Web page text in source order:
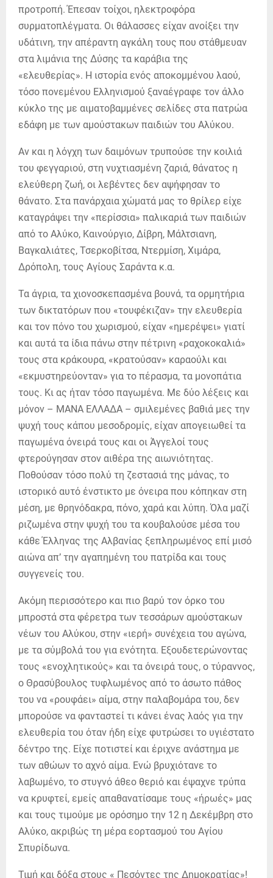
προτροπή. Έπεσαν τοίχοι, ηλεκτροφόρα
συρματοπλέγματα. Οι θάλασσες είχαν ανοίξει την
υδάτινη, την απέραντη αγκάλη τους που στάθμευαν
στα λιμάνια της Δύσης τα καράβια της
«ελευθερίας». Η ιστορία ενός αποκομμένου λαού,
τόσο πονεμένου Ελληνισμού ξαναέγραφε τον άλλο
κύκλο της με αιματοβαμμένες σελίδες στα πατρώα
εδάφη με των αμούστακων παιδιών του Αλύκου.
Αν και η λόγχη των δαιμόνων τρυπούσε την κοιλιά
του φεγγαριού, στη νυχτιασμένη ζαριά, θάνατος η
ελεύθερη ζωή, οι λεβέντες δεν αψήφησαν το
θάνατο. Στα πανάρχαια χώματά μας το θρίλερ είχε
καταγράψει την «περίσσια» παλικαριά των παιδιών
από το Αλύκο, Καινούργιο, Δίβρη, Μάλτσιανη,
Βαγκαλιάτες, Τσερκοβίτσα, Ντερμίση, Χιμάρα,
Δρόπολη, τους Αγίους Σαράντα κ.α.
Τα άγρια, τα χιονοσκεπασμένα βουνά, τα ορμητήρια
των δικτατόρων που «τουφέκιζαν» την ελευθερία
και τον πόνο του χωρισμού, είχαν «ημερέψει» γιατί
και αυτά τα ίδια πάνω στην πέτρινη «ραχοκοκαλιά»
τους στα κράκουρα, «κρατούσαν» καραούλι και
«εκμυστηρεύονταν» για το πέρασμα, τα μονοπάτια
τους. Κι ας ήταν τόσο παγωμένα. Με δύο λέξεις και
μόνον – ΜΑΝΑ ΕΛΛΑΔΑ – σμιλεμένες βαθιά μες την
ψυχή τους κάπου μεσοδρομίς, είχαν απογειωθεί τα
παγωμένα όνειρά τους και οι Άγγελοί τους
φτερούγησαν στον αιθέρα της αιωνιότητας.
Ποθούσαν τόσο πολύ τη ζεστασιά της μάνας, το
ιστορικό αυτό ένστικτο με όνειρα που κόπηκαν στη
μέση, με θρηνόδακρα, πόνο, χαρά και λύπη. Όλα μαζί
ριζωμένα στην ψυχή του τα κουβαλούσε μέσα του
κάθε Έλληνας της Αλβανίας ξεπληρωμένος επί μισό
αιώνα απ’ την αγαπημένη του πατρίδα και τους
συγγενείς του.
Ακόμη περισσότερο και πιο βαρύ τον όρκο του
μπροστά στα φέρετρα των τεσσάρων αμούστακων
νέων του Αλύκου, στην «ιερή» συνέχεια του αγώνα,
με τα σύμβολά του για ενότητα. Εξουδετερώνοντας
τους «ενοχλητικούς» και τα όνειρά τους, ο τύραννος,
ο Θρασύβουλος τυφλωμένος από το άσωτο πάθος
του να «ρουφάει» αίμα, στην παλαβομάρα του, δεν
μπορούσε να φανταστεί τι κάνει ένας λαός για την
ελευθερία του όταν ήδη είχε φυτρώσει το υγιέστατο
δέντρο της. Είχε ποτιστεί και έριχνε ανάστημα με
των αθώων το αχνό αίμα. Ενώ βρυχιότανε το
λαβωμένο, το στυγνό άθεο θεριό και έψαχνε τρύπα
να κρυφτεί, εμείς απαθανατίσαμε τους «ήρωές» μας
και τους τιμούμε με ορόσημο την 12 η Δεκέμβρη στο
Αλύκο, ακριβώς τη μέρα εορτασμού του Αγίου
Σπυρίδωνα.
Τιμή και δόξα στους « Πεσόντες της Δημοκρατίας»!